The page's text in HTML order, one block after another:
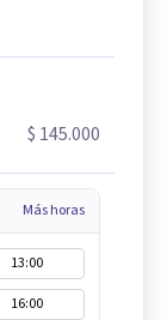
$ 145.000
Más horas
13:00
16:00